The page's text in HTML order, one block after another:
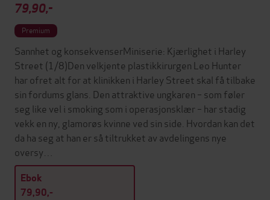
79,90,-
Premium
Sannhet og konsekvenserMiniserie: Kjærlighet i Harley
Street (1/8)Den velkjente plastikkirurgen Leo Hunter
har ofret alt for at klinikken i Harley Street skal få tilbake
sin fordums glans. Den attraktive ungkaren – som føler
seg like vel i smoking som i operasjonsklær – har stadig
vekk en ny, glamorøs kvinne ved sin side. Hvordan kan det
da ha seg at han er så tiltrukket av avdelingens nye
oversy…
Ebok
79,90,-